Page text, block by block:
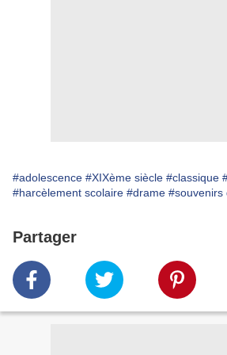
#adolescence #XIXème siècle #classique
#harcèlement scolaire #drame #souvenirs
Partager